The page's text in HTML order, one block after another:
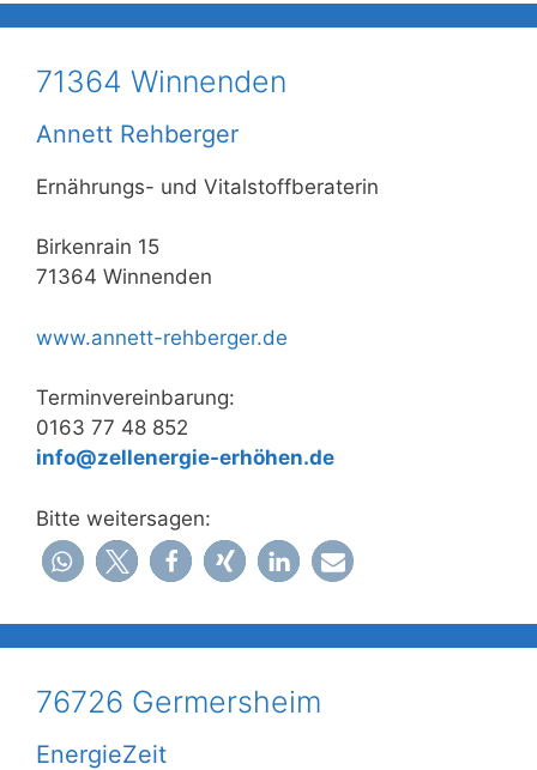
71364 Winnenden
Annett Rehberger
Ernährungs- und Vitalstoffberaterin
Birkenrain 15
71364 Winnenden
www.annett-rehberger.de
Terminvereinbarung:
0163 77 48 852
info@zellenergie-erhöhen.de
Bitte weitersagen:
76726 Germersheim
EnergieZeit